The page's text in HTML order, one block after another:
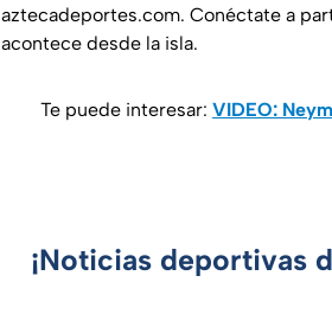
aztecadeportes.com. Conéctate a
acontece desde la isla.
Te puede interesar: VIDEO:
¡Noticias deportivas